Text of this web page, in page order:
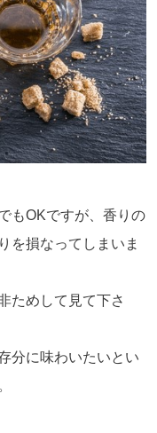
もOKですが、香りの
を損なってしまいま
ためして見て下さ
分に味わいたいとい